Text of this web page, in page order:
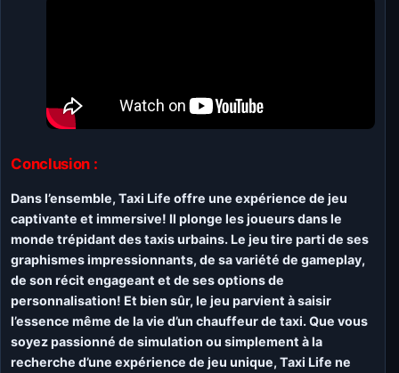
Conclusion :
Dans l’ensemble, Taxi Life offre une expérience de jeu
captivante et immersive! Il plonge les joueurs dans le
monde trépidant des taxis urbains. Le jeu tire parti de ses
graphismes impressionnants, de sa variété de gameplay,
de son récit engageant et de ses options de
personnalisation! Et bien sûr, le jeu parvient à saisir
l’essence même de la vie d’un chauffeur de taxi. Que vous
soyez passionné de simulation ou simplement à la
recherche d’une expérience de jeu unique, Taxi Life ne